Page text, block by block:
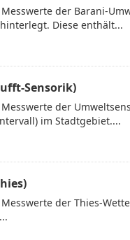
der Barani-
Diese enthält...
Sensorik)
der
im Stadtgebiet....
der Thies-